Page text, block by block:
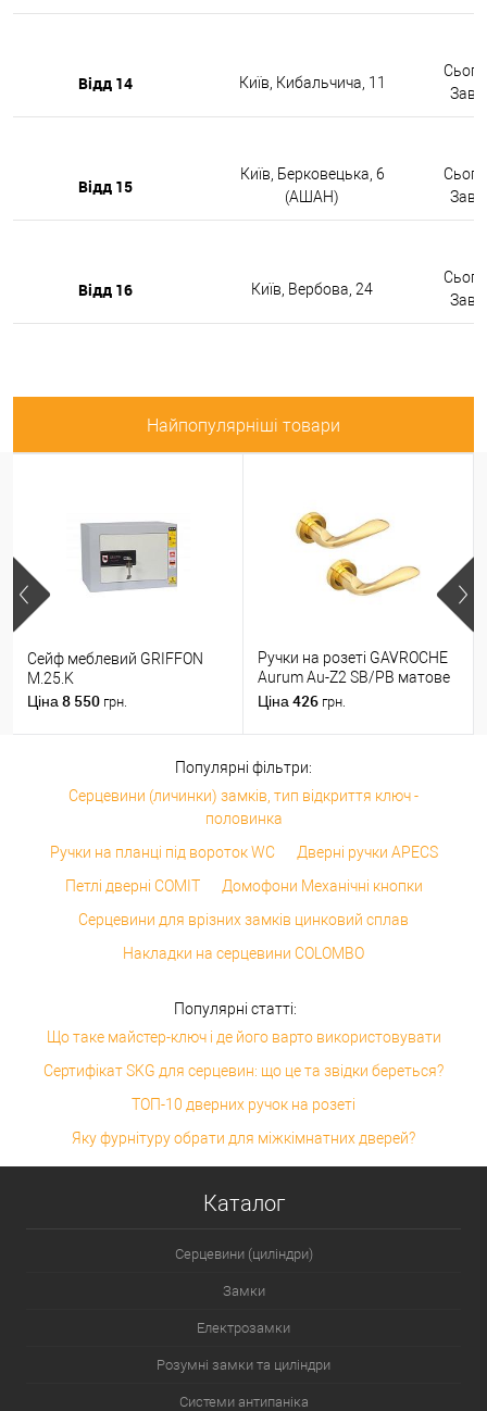
Відд 14 Київ, Кибальчича, 11
Відд 15
Київ, Берковецька, 6
(АШАН)
Відд 16 Київ, Вербова, 24
Найпопулярніші товари
Сейф меблевий GRIFFON
M.25.K
Ціна 8 550 грн.
Ручки на розеті GAVROCHE
Aurum Au-Z2 SB/PB матове
золото/золото
Ціна 426 грн.
Популярні фільтри:
Серцевини (личинки) замків, тип відкриття ключ -
половинка
Ручки на планці під вороток WC
Дверні ручки APECS
Петлі дверні COMIT
Домофони Механічні кнопки
Серцевини для врізних замків цинковий сплав
Накладки на серцевини COLOMBO
Популярні статті:
Що таке майстер-ключ і де його варто використовувати
Сертифікат SKG для серцевин: що це та звідки береться?
ТОП-10 дверних ручок на розеті
Яку фурнітуру обрати для міжкімнатних дверей?
Каталог
Серцевини (циліндри)
Замки
Електрозамки
Розумні замки та циліндри
Системи антипаніка